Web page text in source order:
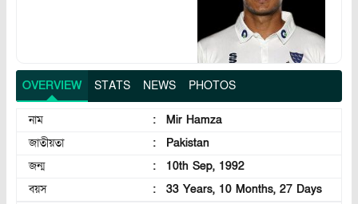
OVERVIEW STATS NEWS PHOTOS
নাম :
Mir Hamza
জাতীয়তা
:
Pakistan
জন্ম
:
10th Sep, 1992
বয়স
:
33 Years, 10 Months, 27 Days